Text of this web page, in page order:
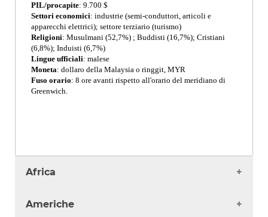
Africa
Angola
Americhe
PIL/procapite: 9.700 $
Settori economici: industrie (semi-conduttori, articoli e
apparecchi elettrici); settore terziario (turismo)
Religioni: Musulmani (52,7%) ; Buddisti (16,7%); Cristiani
(6,8%); Induisti (6,7%)
Lingue ufficiali: malese
Moneta: dollaro della Malaysia o ringgit, MYR
Fuso orario: 8 ore avanti rispetto all'orario del meridiano di
Greenwich.